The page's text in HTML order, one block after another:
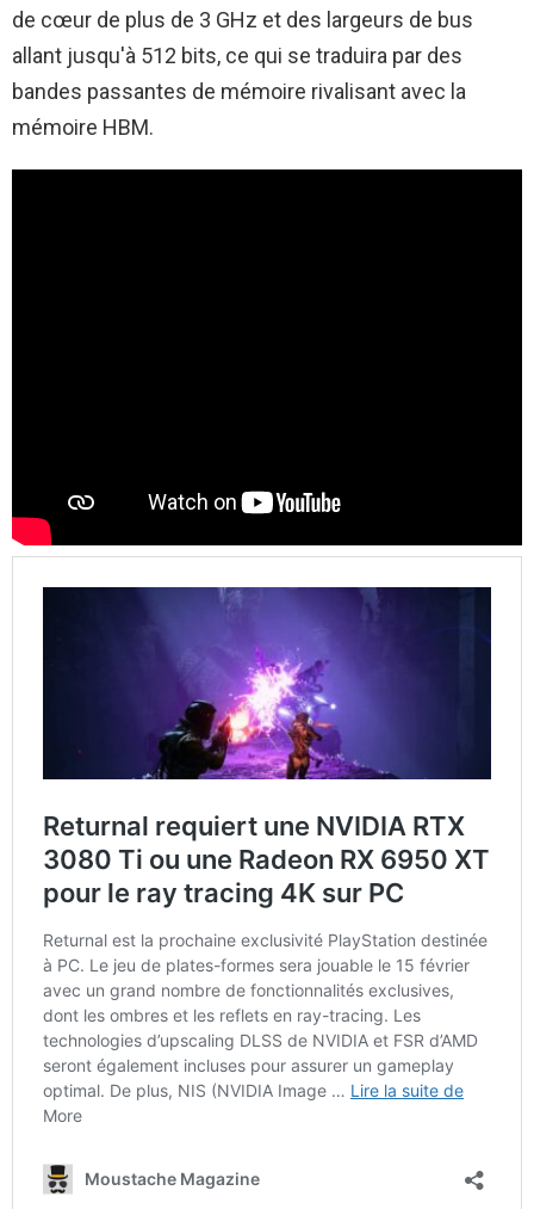
de cœur de plus de 3 GHz et des largeurs de bus
allant jusqu'à 512 bits, ce qui se traduira par des
bandes passantes de mémoire rivalisant avec la
mémoire HBM.